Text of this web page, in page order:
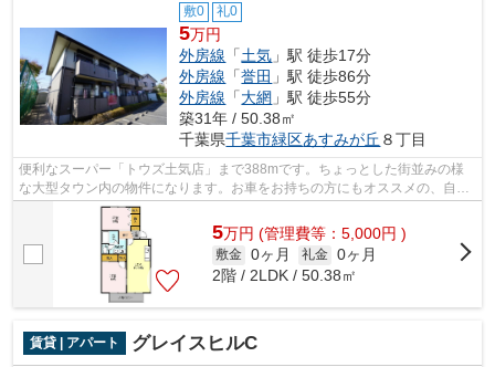
敷0 礼0
5万円
外房線 「土気 」駅 徒歩17分
外房線 「誉田 」駅 徒歩86分
外房線 「大網 」駅 徒歩55分
築31年 / 50.38㎡
千葉県千葉市緑区あすみが丘 ８丁目
便利なスーパー「トウズ土気店」まで388mです。ちょっとした街並みの様
な大型タウン内の物件になります。お車をお持ちの方にもオススメの、自走
式駐車場を利用できる物件です。千葉市...
5万円 (管理費等：5,000円 )
敷金 0ヶ月 礼金 0ヶ月
2階 / 2LDK / 50.38㎡
賃貸 | アパート グレイスヒルC